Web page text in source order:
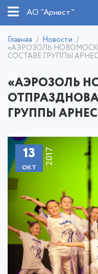
АО "Арнест"
Главная
Новости
«АЭРОЗОЛЬ
СОСТАВЕ ГРУППЫ
«АЭРОЗОЛЬ
ГРУППЫ
13
окт
2017